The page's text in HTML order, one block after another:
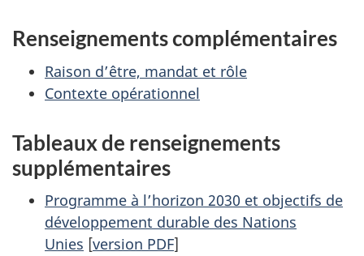
Renseignements complémentaires
Raison d’être, mandat et rôle
Contexte opérationnel
Tableaux de renseignements
supplémentaires
Programme à l’horizon 2030 et objectifs de
développement durable des Nations
Unies [version PDF]